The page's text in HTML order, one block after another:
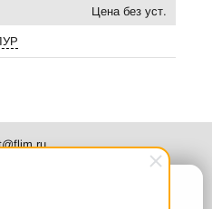
Цена без уст.
файлы Cookies